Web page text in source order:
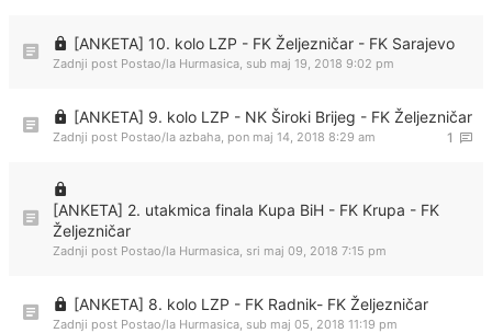
[ANKETA] 10. kolo LZP - FK Željezničar - FK Sarajevo
Zadnji post Postao/la Hurmasica, sub maj 19, 2018 9:02 pm
[ANKETA] 9. kolo LZP - NK Široki Brijeg - FK Željezničar
1
Zadnji post Postao/la azbaha, pon maj 14, 2018 8:29 am
[ANKETA] 2. utakmica finala Kupa BiH - FK Krupa - FK
Željezničar
Zadnji post Postao/la Hurmasica, sri maj 09, 2018 7:15 pm
[ANKETA] 8. kolo LZP - FK Radnik- FK Željezničar
Zadnji post Postao/la Hurmasica, sub maj 05, 2018 11:19 pm